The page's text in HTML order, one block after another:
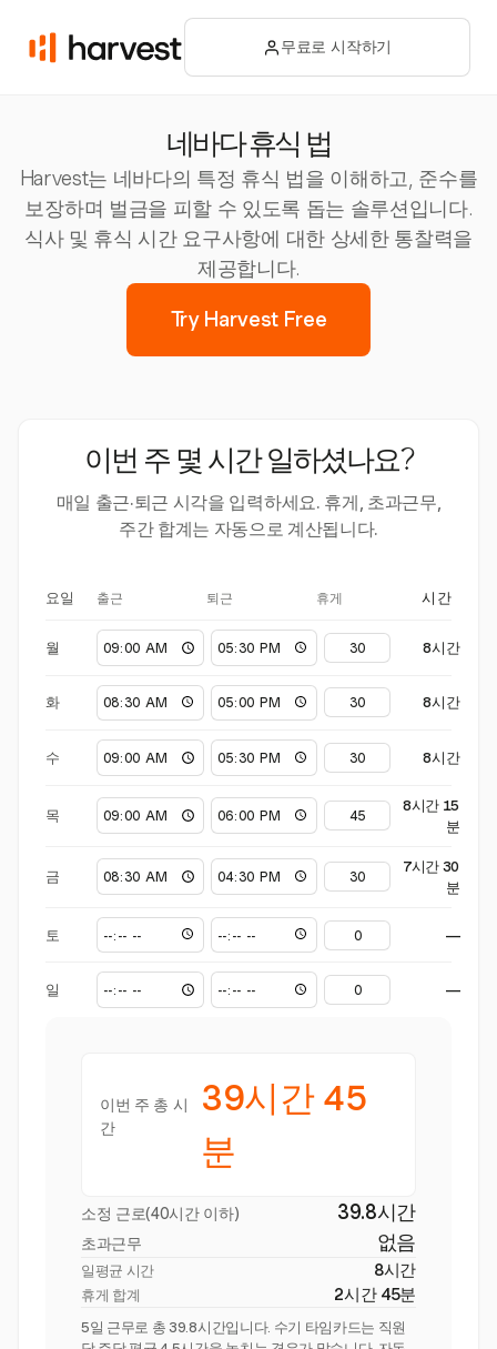
무료로 시작하기
네바다 휴식 법
Harvest는 네바다의 특정 휴식 법을 이해하고, 준수를
보장하며 벌금을 피할 수 있도록 돕는 솔루션입니다.
식사 및 휴식 시간 요구사항에 대한 상세한 통찰력을
제공합니다.
Try Harvest Free
이번 주 몇 시간 일하셨나요?
매일 출근·퇴근 시각을 입력하세요. 휴게, 초과근무,
주간 합계는 자동으로 계산됩니다.
요일 출근 퇴근 휴게 시간
월 8시간
화 8시간
수 8시간
목
8시간 15
분
금
7시간 30
분
토 —
일 —
이번 주 총 시
간
39시간 45
분
소정 근로(40시간 이하) 39.8시간
초과근무 없음
일평균 시간 8시간
휴게 합계 2시간 45분
5일 근무로 총 39.8시간입니다. 수기 타임카드는 직원